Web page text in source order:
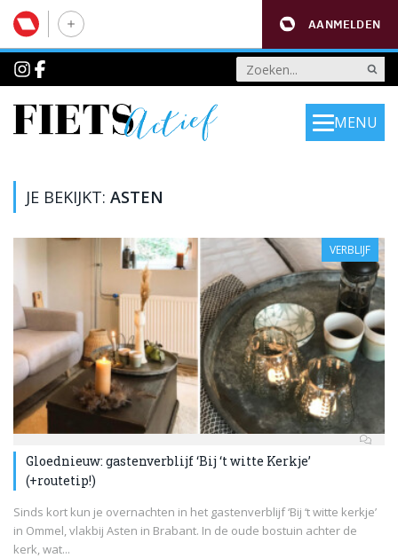
AANMELDEN
MENU
JE BEKIJKT: ASTEN
VERBLIJF
Gloednieuw: gastenverblijf ‘Bij ‘t witte Kerkje’
(+routetip!)
Sinds kort kun je overnachten in het gastenverblijf ‘Bij ‘t witte kerkje’
in Ommel, vlakbij Asten in Brabant. In de oude bostuin achter de
kerk, wat...